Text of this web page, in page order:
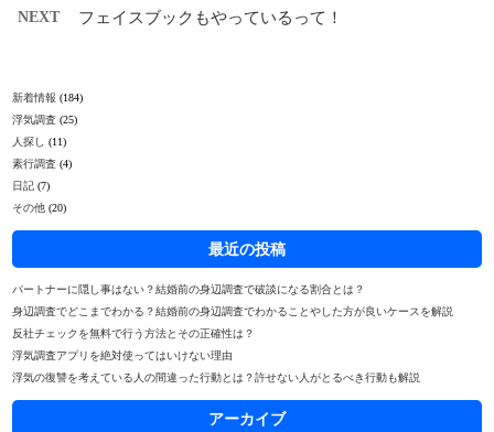
NEXT フェイスブックもやっているって！
新着情報 (184)
浮気調査 (25)
人探し
(11)
素行調査 (4)
日記 (7)
その他 (20)
最近の投稿
パートナーに隠し事はない？結婚前の身辺調査で破談になる割合とは？
身辺調査でどこまでわかる？結婚前の身辺調査でわかることやした方が良いケースを解説
反社チェックを無料で行う方法とその正確性は？
浮気調査アプリを絶対使ってはいけない理由
浮気の復讐を考えている人の間違った行動とは？許せない人がとるべき行動も解説
アーカイブ